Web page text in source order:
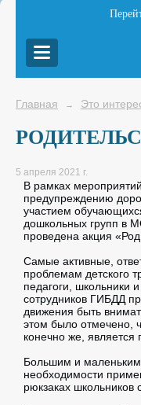
Главная → Это
5 апреля 2021 г.
В рамках
предупреждению
участием
дошкольных групп в
проведена акция
Самые активные,
проблемам детского
педагоги, школьники
сотрудников ГИБДД
движения быть
этом было отмечено,
конечно же, является
Большим и маленьким
необходимости
рюкзаках